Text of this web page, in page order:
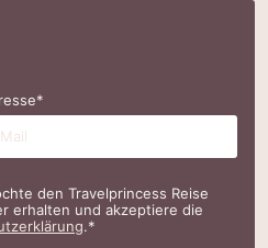
den Travelprincess Reise
erhalten und akzeptiere die
.*